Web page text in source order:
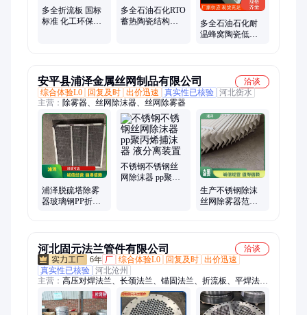
多全折流板 国标
标准 化工环保领
多全石油石化RTO
蓄热陶瓷结构稳
多全石油石化耐
温蜂窝陶瓷低阻
安平县浦泽金属丝网制品有限公司
洽谈
综合体验L0
回复及时 出价迅速 真实性已核验 河北衡水
主营： 除雾器、丝网除沫器、丝网除雾器
浦泽脱硫塔除雾
器玻璃钢PP折流
不锈钢不锈钢丝
网除沫器 pp聚丙
生产不锈钢除沫
丝网除雾器范围
河北固元法兰管件有限公司
洽谈
6年 厂 综合体验L0 回复及时 出价迅速
真实性已核验 河北沧州
主营： 高压对焊法兰、长颈法兰、锚固法兰、折流板、平焊法
兰、对焊三通API、8字盲板、高压锻件、高压法兰